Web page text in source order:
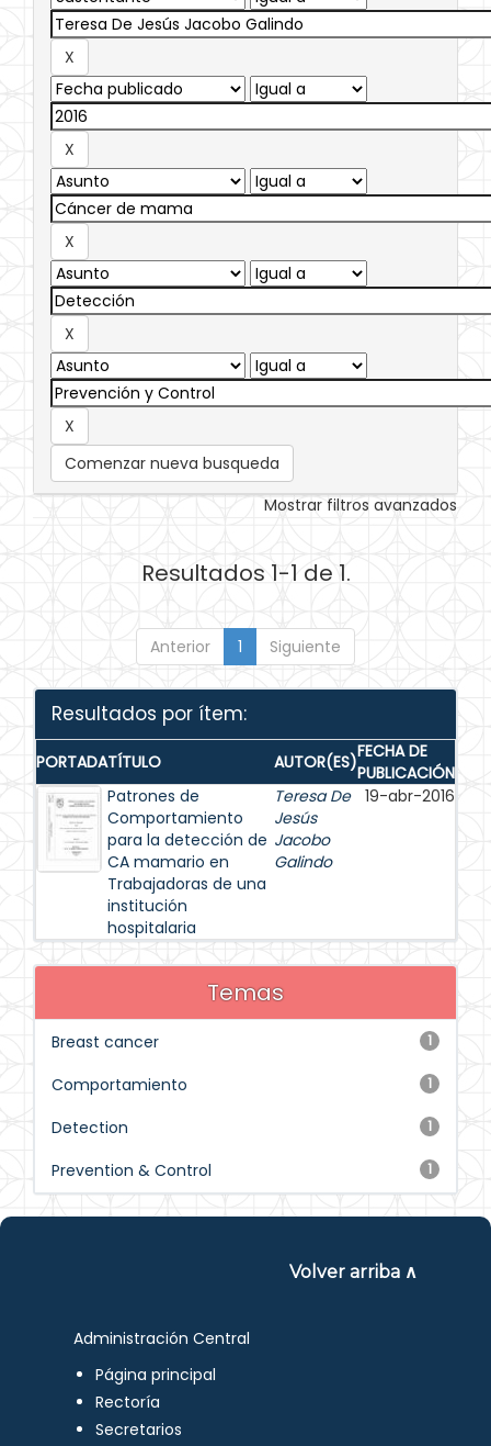
Comenzar nueva busqueda
Mostrar filtros avanzados
Resultados 1-1 de 1.
Anterior 1 Siguiente
Resultados por ítem:
PORTADATÍTULO AUTOR(ES)FECHA DE
PUBLICACIÓN
Patrones de
Comportamiento
para la detección de
CA mamario en
Trabajadoras de una
institución
hospitalaria
Teresa De
Jesús
Jacobo
Galindo
19-abr-2016
Temas
1
Breast cancer
1
Comportamiento
1
Detection
1
Prevention & Control
Volver arriba ∧
Administración Central
Página principal
Rectoría
Secretarios